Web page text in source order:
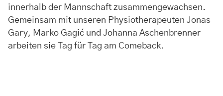
innerhalb der Mannschaft zusammengewachsen.
Gemeinsam mit unseren Physiotherapeuten Jonas
Gary, Marko Gagić und Johanna Aschenbrenner
arbeiten sie Tag für Tag am Comeback.